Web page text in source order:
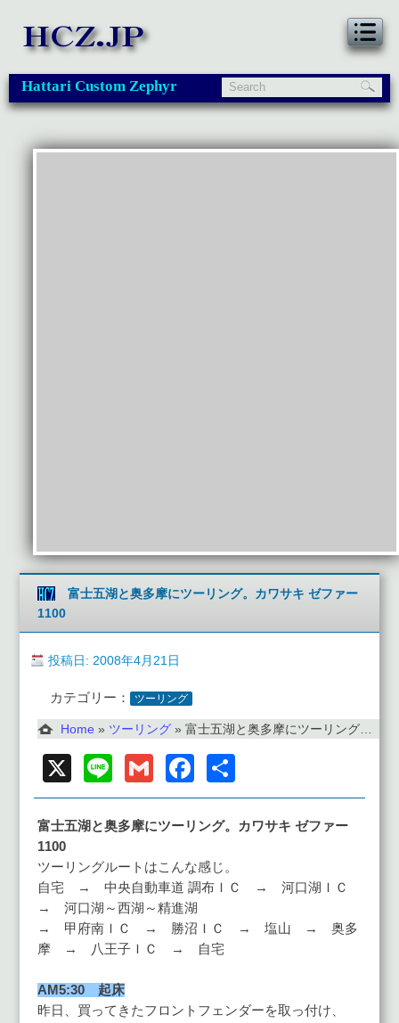
Hattari Custom Zephyr
富士五湖と奥多摩にツーリング。カワサキ ゼファー
1100
投稿日: 2008年4月21日
カテゴリー： ツーリング
Home » ツーリング » 富士五湖と奥多摩にツーリング。カワサキ ゼファー1100
X Line GmailFacebook
有
富士五湖と奥多摩にツーリング。カワサキ ゼファー
1100
ツーリングルートはこんな感じ。
自宅 → 中央自動車道 調布ＩＣ → 河口湖ＩＣ
→ 河口湖～西湖～精進湖
→ 甲府南ＩＣ → 勝沼ＩＣ → 塩山 → 奥多
摩 → 八王子ＩＣ → 自宅
AM5:30 起床
昨日、買ってきたフロントフェンダーを取っ付け、